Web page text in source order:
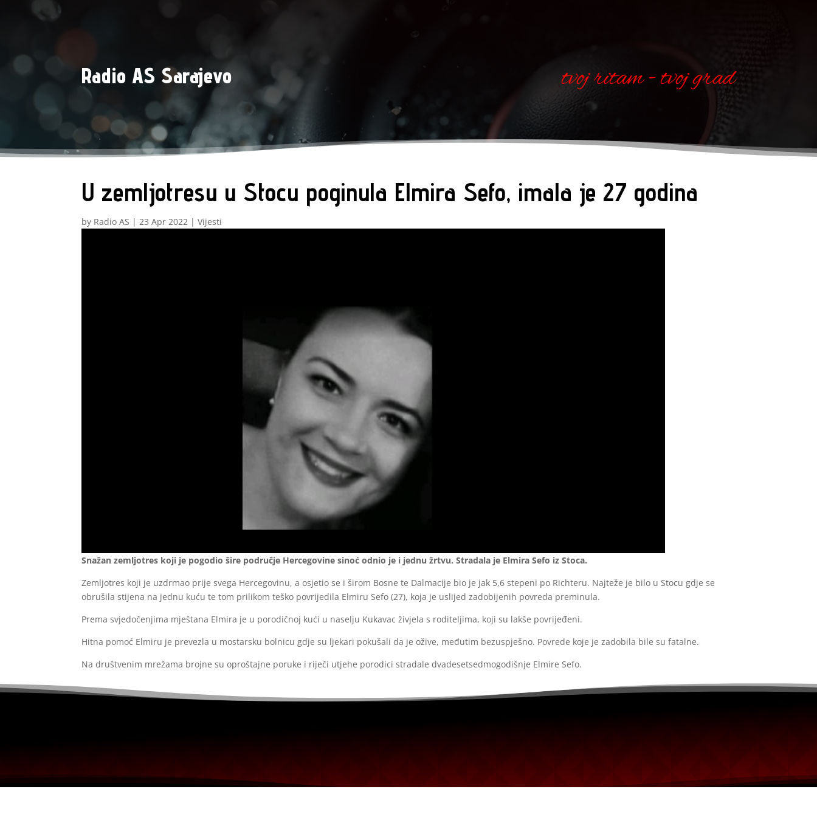
Radio AS Sarajevo tvoj ritam - tvoj grad
U zemljotresu u Stocu poginula Elmira Sefo, imala je 27 godina
by Radio AS |23 Apr 2022 |Vijesti
Snažan zemljotres koji je pogodio šire područje Hercegovine sinoć odnio je i jednu žrtvu. Stradala je Elmira Sefo iz Stoca.
Zemljotres koji je uzdrmao prije svega Hercegovinu, a osjetio se i širom Bosne te Dalmacije bio je jak 5,6 stepeni po Richteru. Najteže je bilo u Stocu gdje se
obrušila stijena na jednu kuću te tom prilikom teško povrijedila Elmiru Sefo (27), koja je uslijed zadobijenih povreda preminula.
Prema svjedočenjima mještana Elmira je u porodičnoj kući u naselju Kukavac živjela s roditeljima, koji su lakše povrijeđeni.
Hitna pomoć Elmiru je prevezla u mostarsku bolnicu gdje su ljekari pokušali da je ožive, međutim bezuspješno. Povrede koje je zadobila bile su fatalne.
Na društvenim mrežama brojne su oproštajne poruke i riječi utjehe porodici stradale dvadesetsedmogodišnje Elmire Sefo.